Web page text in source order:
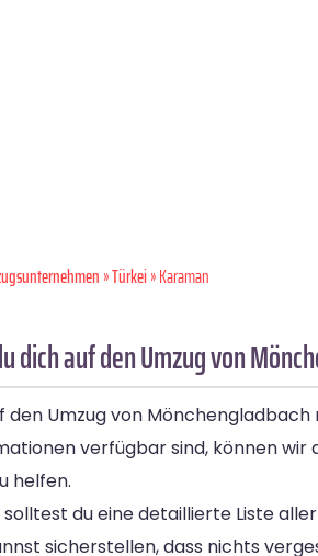
»Türkei» Karaman
dich auf den Umzug von
den Umzug von
verfügbar sind, können wir
helfen.
du eine detaillierte Liste
sicherstellen, dass nichts